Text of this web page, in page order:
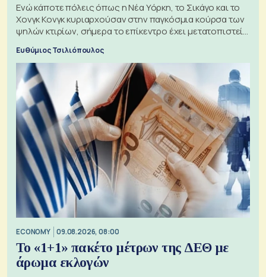
Ενώ κάποτε πόλεις όπως η Νέα Υόρκη, το Σικάγο και το
Χονγκ Κονγκ κυριαρχούσαν στην παγκόσμια κούρσα των
ψηλών κτιρίων, σήμερα το επίκεντρο έχει μετατοπιστεί
Ευθύμιος Τσιλιόπουλος
ECONOMY 09.08.2026, 08:00
Το «1+1» πακέτο μέτρων της ΔΕΘ με
άρωμα εκλογών